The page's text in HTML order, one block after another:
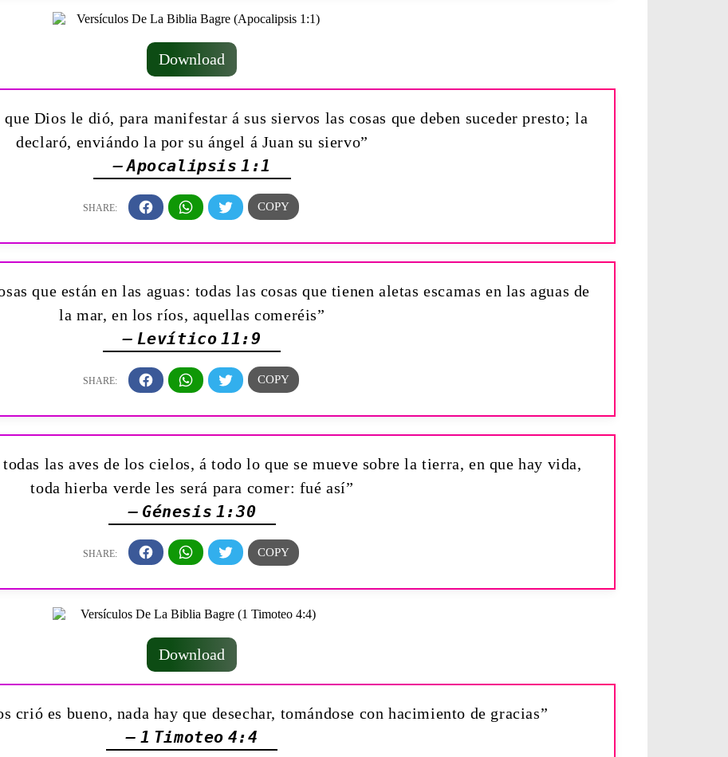
Download
Dios le dió, para manifestar á sus siervos las cosas que deben suceder presto; la
declaró, enviándo la por su ángel á Juan su siervo”
— Apocalipsis 1:1
que están en las aguas: todas las cosas que tienen aletas escamas en las aguas de
la mar, en los ríos, aquellas comeréis”
— Levítico 11:9
las aves de los cielos, á todo lo que se mueve sobre la tierra, en que hay vida,
toda hierba verde les será para comer: fué así”
— Génesis 1:30
Download
crió es bueno, nada hay que desechar, tomándose con hacimiento de gracias”
— 1 Timoteo 4:4